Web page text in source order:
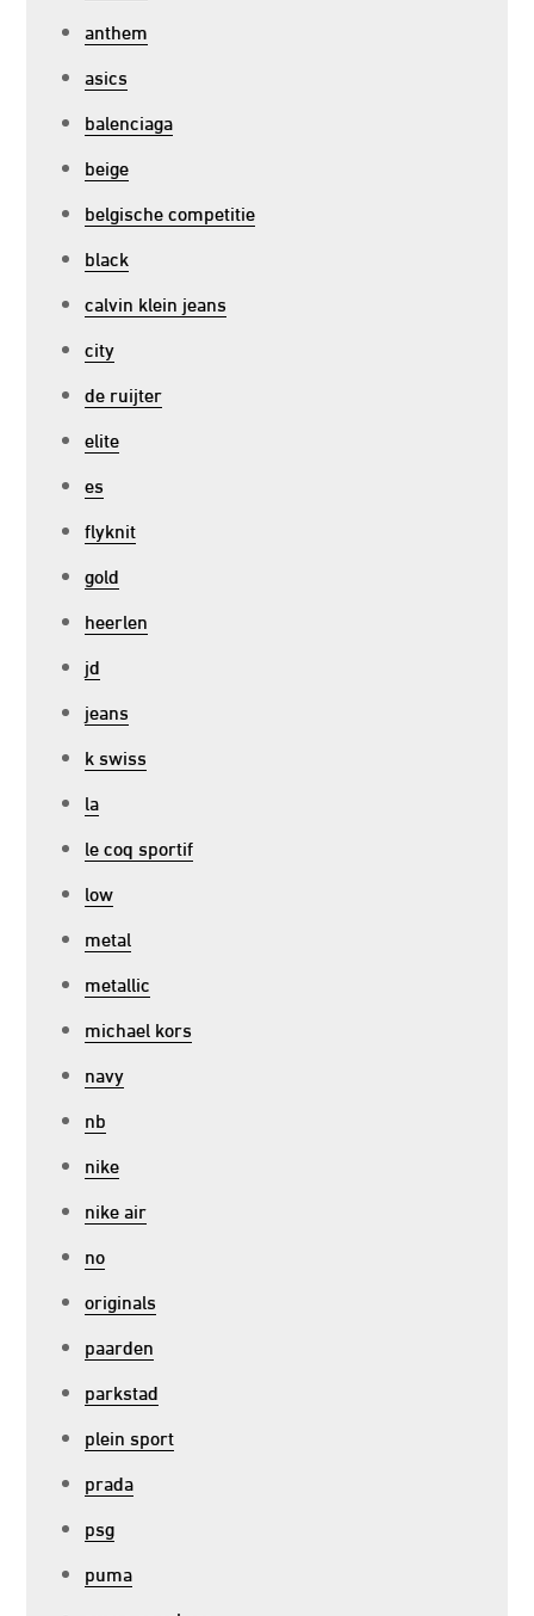
anthem
asics
balenciaga
beige
belgische competitie
black
calvin klein jeans
city
de ruijter
elite
es
flyknit
gold
heerlen
jd
jeans
k swiss
la
le coq sportif
low
metal
metallic
michael kors
navy
nb
nike
nike air
no
originals
paarden
parkstad
plein sport
prada
psg
puma